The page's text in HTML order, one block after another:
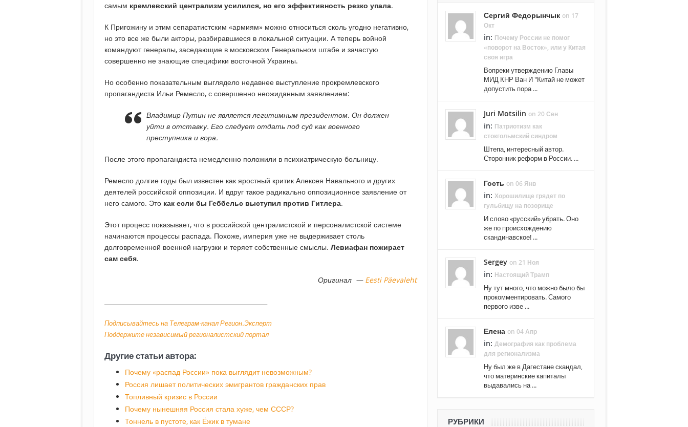
самым кремлевский централизм усилился, но его эффективность резко упала.
К Пригожину и этим сепаратистским «армиям» можно относиться сколь угодно негативно,
но это все же были акторы, разбиравшиеся в локальной ситуации. А теперь войной
командуют генералы, заседающие в московском Генеральном штабе и зачастую
совершенно не знающие специфики восточной Украины.
Но особенно показательным выглядело недавнее выступление прокремлевского
пропагандиста Ильи Ремесло, с совершенно неожиданным заявлением:
Владимир Путин не является легитимным президентом. Он должен
уйти в отставку. Его следует отдать под суд как военного
преступника и вора.
После этого пропагандиста немедленно положили в психиатрическую больницу.
Ремесло долгие годы был известен как яростный критик Алексея Навального и других
деятелей российской оппозиции. И вдруг такое радикально оппозиционное заявление от
него самого. Это как если бы Геббельс выступил против Гитлера.
Этот процесс показывает, что в российской централистской и персоналистской системе
начинаются процессы распада. Похоже, империя уже не выдерживает столь
долговременной военной нагрузки и теряет собственные смыслы. Левиафан пожирает
сам себя.
Оригинал — Eesti Päevaleht
Подписывайтесь на Телеграм-канал Регион.Эксперт
Поддержите независимый регионалистский портал
Другие статьи автора:
Почему «распад России» пока выглядит невозможным?
Россия лишает политических эмигрантов гражданских прав
Топливный кризис в России
Почему нынешняя Россия стала хуже, чем СССР?
Тоннель в пустоте, как Ёжик в тумане
Сергий Федорынчык on 17
Окт
in: Почему России не помог
«поворот на Восток», или у Китая
своя игра
Вопреки утверждению Главы
МИД КНР Ван И "Китай не может
допустить пора ...
Juri Motsilin on 20 Сен
in: Патриотизм как
стокгольмский синдром
Штепа, интересный автор.
Сторонник реформ в России. ...
Гость on 06 Янв
in: Хорошилище грядет по
гульбищу на позорище
И слово «русский» убрать. Оно
же по происхождению
скандинавское! ...
Sergey on 21 Ноя
in: Настоящий Трамп
Ну тут много, что можно было бы
прокомментировать. Самого
первого изве ...
Елена on 04 Апр
in: Демография как проблема
для регионализма
Ну был же в Дагестане скандал,
что материнские капиталы
выдавались на ...
РУБРИКИ